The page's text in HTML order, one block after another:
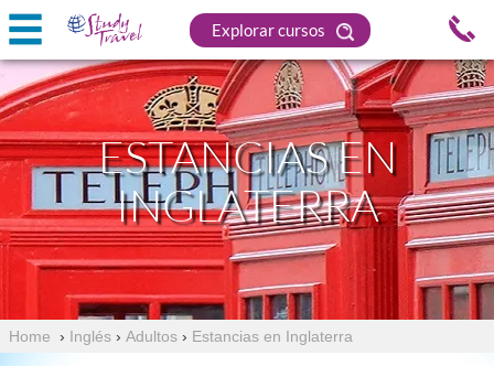
Explorar cursos
ESTANCIAS EN
INGLATERRA
Home › Inglés › Adultos › Estancias en Inglaterra